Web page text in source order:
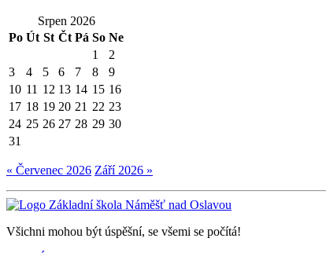
Srpen 2026
Po Út St Čt Pá So Ne
1
2
3
4 5 6 7 8
9
10 11 12 13 14 15 16
17 18 19 20 21 22 23
24 25 26 27 28 29 30
31
« Červenec 2026 Září 2026 »
Všichni mohou být úspěšní, se všemi se počítá!